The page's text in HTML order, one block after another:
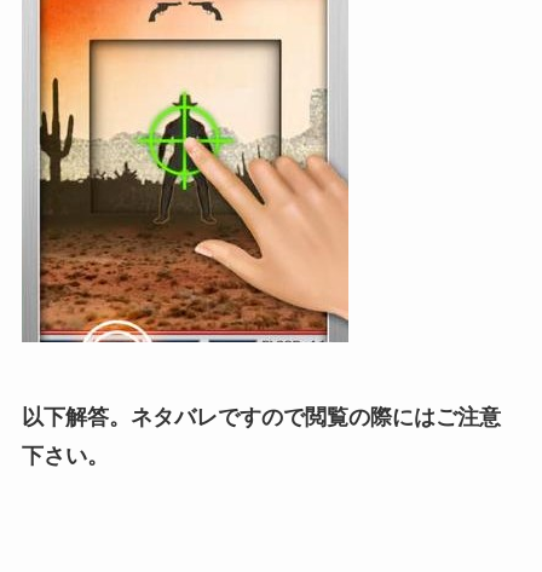
以下解答。ネタバレですので閲覧の際にはご注意
下さい。